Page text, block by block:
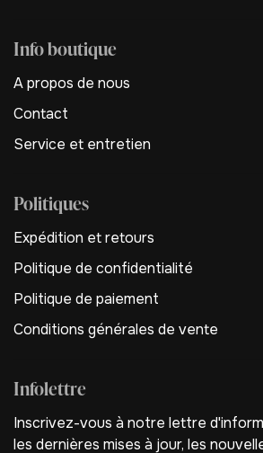
Info boutique
A propos de nous
Contact
Service et entretien
Politiques
Expédition et retours
Politique de confidentialité
Politique de paiement
Conditions générales de vente
Infolettre
Inscrivez-vous à notre lettre
les dernières mises à jour, les